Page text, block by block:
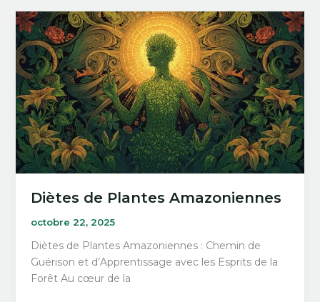
Diètes de Plantes Amazoniennes
octobre 22, 2025
Diètes de Plantes Amazoniennes : Chemin de
Guérison et d’Apprentissage avec les Esprits de la
Forêt Au cœur de la